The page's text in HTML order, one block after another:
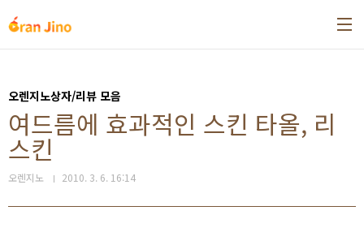
오렌지노상자/리뷰 모음
여드름에 효과적인 스킨 타올, 리
스킨
오렌지노 2010. 3. 6. 16:14